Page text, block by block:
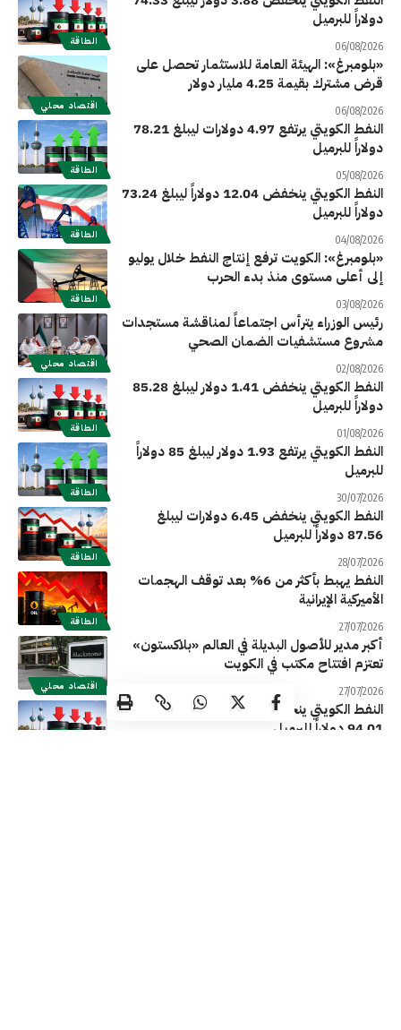
الطاقة
دولاراً للبرميل
06/08/2026
اقتصاد محلي
«بلومبرغ»: الهيئة العامة للاستثمار تحصل على
قرض مشترك بقيمة 4.25 مليار دولار
06/08/2026
الطاقة
النفط الكويتي يرتفع 4.97 دولارات ليبلغ 78.21
دولاراً للبرميل
05/08/2026
الطاقة
النفط الكويتي ينخفض 12.04 دولاراً ليبلغ 73.24
دولاراً للبرميل
04/08/2026
الطاقة
«بلومبرغ»: الكويت ترفع إنتاج النفط خلال يوليو
إلى أعلى مستوى منذ بدء الحرب
03/08/2026
اقتصاد محلي
رئيس الوزراء يترأس اجتماعاً لمناقشة مستجدات
مشروع مستشفيات الضمان الصحي
02/08/2026
الطاقة
النفط الكويتي ينخفض 1.41 دولار ليبلغ 85.28
دولاراً للبرميل
01/08/2026
الطاقة
النفط الكويتي يرتفع 1.93 دولار ليبلغ 85 دولاراً
للبرميل
30/07/2026
الطاقة
النفط الكويتي ينخفض 6.45 دولارات ليبلغ
87.56 دولاراً للبرميل
28/07/2026
الطاقة
النفط يهبط بأكثر من 6% بعد توقف الهجمات
الأميركية الإيرانية
27/07/2026
اقتصاد محلي
أكبر مدير للأصول البديلة في العالم «بلاكستون»
تعتزم افتتاح مكتب في الكويت
27/07/2026
النفط الكويتي ينخفض 8.38 دولارات ليبلغ
94.01 دولاراً للبرميل